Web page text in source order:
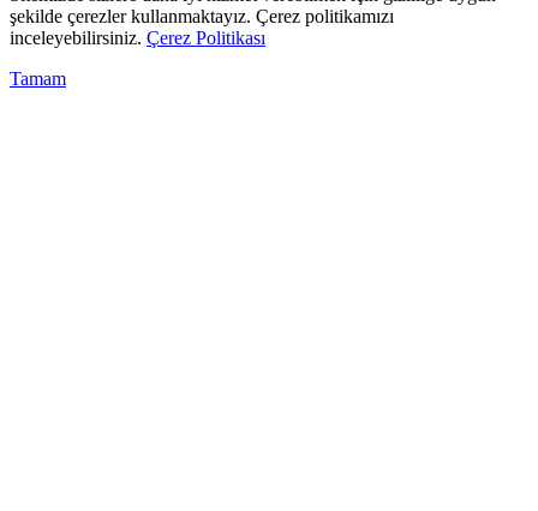
şekilde çerezler kullanmaktayız. Çerez politikamızı
inceleyebilirsiniz. Çerez Politikası
Tamam